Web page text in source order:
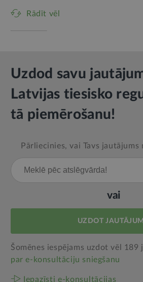
Rādīt vēl
Uzdod savu
Latvijas tiesisko
tā piemērošanu!
Pārliecinies, vai Tavs
vai
UZDOT
Šomēnes iespējams uzdot vēl
par e‑konsultāciju sniegšanu
Iepazīsti e-konsultācijas